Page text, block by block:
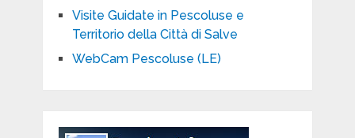
Visite Guidate in Pescoluse e
Territorio della Città di Salve
WebCam Pescoluse (LE)